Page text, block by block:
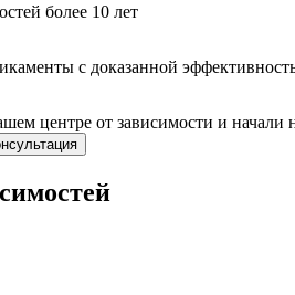
более 10 лет
с доказанной
центре от зависимости и